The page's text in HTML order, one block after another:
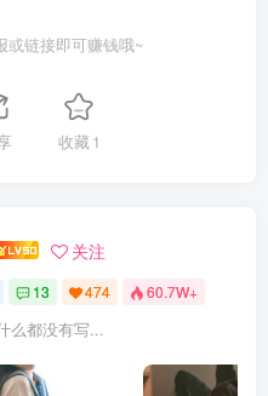
或链接即可赚钱哦~
收藏1
关注
13 474 60.7W+
么都没有写...